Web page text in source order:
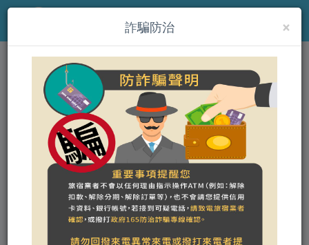
MENU
(th)末廣通一館 日式包棟民
宿｜麻將
營登名稱：
統一編號：40949418
合法民宿 臺南市127號
入住日期 - 退房日期
×
詐騙防治